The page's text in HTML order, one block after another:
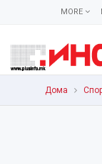
MORE
Дома